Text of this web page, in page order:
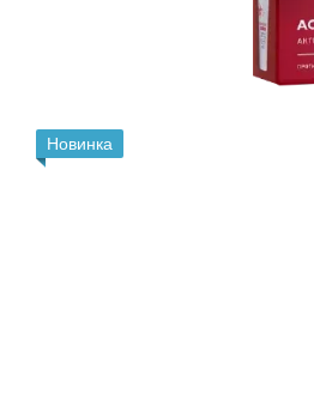
Новинка